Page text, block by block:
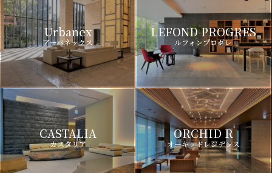
Urbanex
アーバネックス
LEFOND PROGRES
ルフォンプログレ
CASTALIA
カスタリア
ORCHID R
オーキッドレジデンス